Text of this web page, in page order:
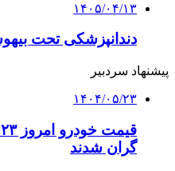
۱۴۰۵/۰۴/۱۳
دندانپزشکی تحت
پیشنهاد سردبیر
۱۴۰۴/۰۵/۲۳
گران شدند